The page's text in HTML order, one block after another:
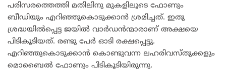
പരിസരത്തെത്തി മതിലിനു മുകളിലൂടെ ഫോണും
ബീഡിയും എറിഞ്ഞുകൊടുക്കാൻ ശ്രമിച്ചത്. ഇതു
ശ്രദ്ധയിൽപ്പെട്ട ജയിൽ വാർഡൻന്മാരാണ് അക്ഷയെ
പിടികൂടിയത്. രണ്ടു പേർ ഓടി രക്ഷപ്പെട്ടു.
എറിഞ്ഞുകൊടുക്കാൻ കൊണ്ടുവന്ന ലഹരിവസ്‌തുക്കളും
മൊബൈൽ ഫോണും പിടികൂടിയിരുന്നു.